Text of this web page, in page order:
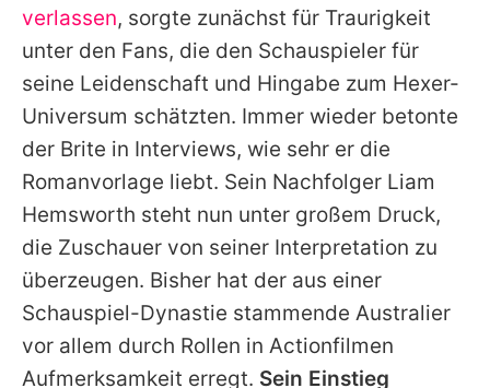
verlassen, sorgte zunächst für Traurigkeit
unter den Fans, die den Schauspieler für
seine Leidenschaft und Hingabe zum Hexer-
Universum schätzten. Immer wieder betonte
der Brite in Interviews, wie sehr er die
Romanvorlage liebt. Sein Nachfolger Liam
Hemsworth steht nun unter großem Druck,
die Zuschauer von seiner Interpretation zu
überzeugen. Bisher hat der aus einer
Schauspiel-Dynastie stammende Australier
vor allem durch Rollen in Actionfilmen
Aufmerksamkeit erregt. Sein Einstieg